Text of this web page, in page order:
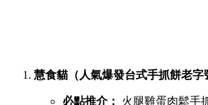
慧食貓（人氣爆發台式手抓餅老字
必點推介： 火腿雞蛋肉鬆手